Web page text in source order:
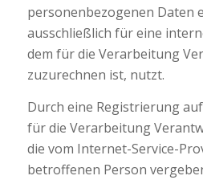
personenbezogenen Daten
ausschließlich für eine
dem für die Verarbeitung
zuzurechnen ist, nutzt.
Durch eine Registrierung
für die Verarbeitung
die vom Internet-Service-
betroffenen Person